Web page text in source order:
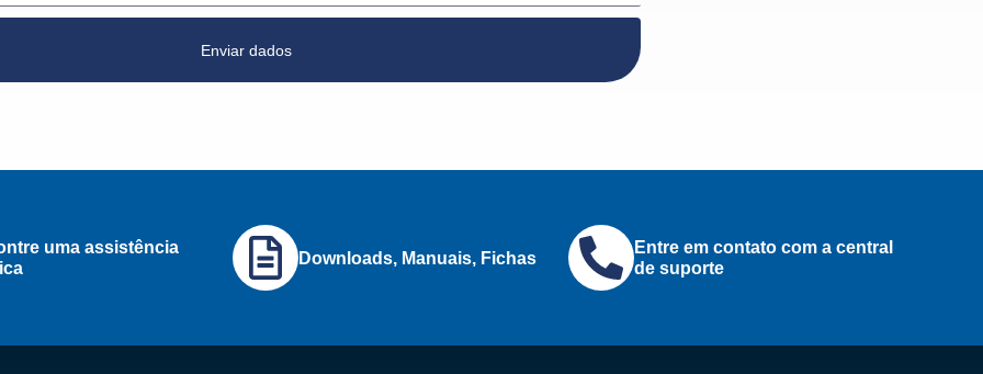
Enviar dados
uma assistência
Downloads, Manuais, Fichas
Entre em contato com a central
de suporte